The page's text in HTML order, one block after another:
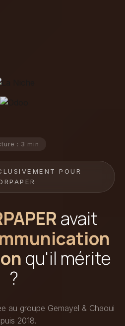
: 3 min
POUR
avait
qu'il mérite
?
au groupe Gemayel & Chaoui
2018.